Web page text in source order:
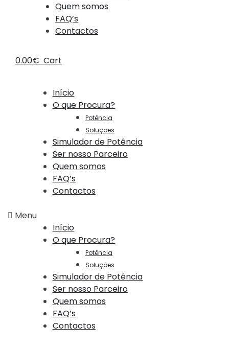
Quem somos
FAQ’s
Contactos
0.00€ Cart
Início
O que Procura?
Potência
Soluções
Simulador de Potência
Ser nosso Parceiro
Quem somos
FAQ’s
Contactos
Menu
Início
O que Procura?
Potência
Soluções
Simulador de Potência
Ser nosso Parceiro
Quem somos
FAQ’s
Contactos